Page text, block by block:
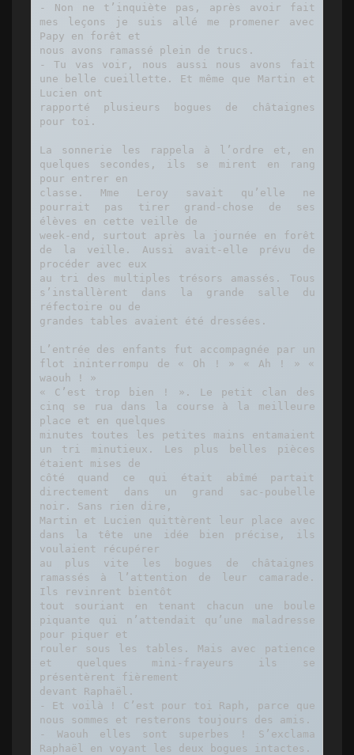
- Non ne t’inquiète pas, après avoir fait
mes leçons je suis allé me promener avec
Papy en forêt et
nous avons ramassé plein de trucs.
- Tu vas voir, nous aussi nous avons fait
une belle cueillette. Et même que Martin et
Lucien ont
rapporté plusieurs bogues de châtaignes
pour toi.
La sonnerie les rappela à l’ordre et, en
quelques secondes, ils se mirent en rang
pour entrer en
classe. Mme Leroy savait qu’elle ne
pourrait pas tirer grand-chose de ses
élèves en cette veille de
week-end, surtout après la journée en forêt
de la veille. Aussi avait-elle prévu de
procéder avec eux
au tri des multiples trésors amassés. Tous
s’installèrent dans la grande salle du
réfectoire ou de
grandes tables avaient été dressées.
L’entrée des enfants fut accompagnée par un
flot ininterrompu de « Oh ! » « Ah ! » «
waouh ! »
« C’est trop bien ! ». Le petit clan des
cinq se rua dans la course à la meilleure
place et en quelques
minutes toutes les petites mains entamaient
un tri minutieux. Les plus belles pièces
étaient mises de
côté quand ce qui était abîmé partait
directement dans un grand sac-poubelle
noir. Sans rien dire,
Martin et Lucien quittèrent leur place avec
dans la tête une idée bien précise, ils
voulaient récupérer
au plus vite les bogues de châtaignes
ramassés à l’attention de leur camarade.
Ils revinrent bientôt
tout souriant en tenant chacun une boule
piquante qui n’attendait qu’une maladresse
pour piquer et
rouler sous les tables. Mais avec patience
et quelques mini-frayeurs ils se
présentèrent fièrement
devant Raphaël.
- Et voilà ! C’est pour toi Raph, parce que
nous sommes et resterons toujours des amis.
- Waouh elles sont superbes ! S’exclama
Raphaël en voyant les deux bogues intactes.